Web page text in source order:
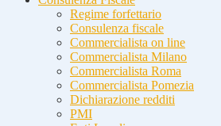
Regime forfettario
Consulenza fiscale
Commercialista on line
Commercialista Milano
Commercialista Roma
Commercialista Pomezia
Dichiarazione redditi
PMI